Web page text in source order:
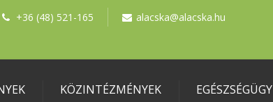
+36 (48) 521-165 alacska@alacska.hu
KÖZINTÉZMÉNYEK EGÉSZSÉGÜGY